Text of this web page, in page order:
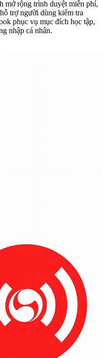
mở rộng trình duyệt miễn phí,
trợ người dùng kiểm tra
phục vụ mục đích học tập,
nhập cá nhân.